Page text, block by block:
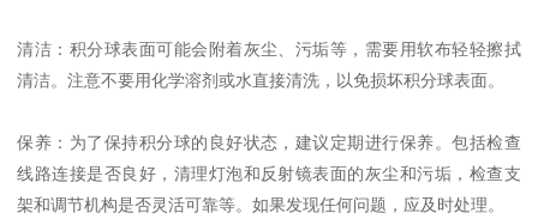
清洁：积分球表面可能会附着灰尘、污垢等，需要用软布轻轻擦拭
清洁。注意不要用化学溶剂或水直接清洗，以免损坏积分球表面。
保养：为了保持积分球的良好状态，建议定期进行保养。包括检查
线路连接是否良好，清理灯泡和反射镜表面的灰尘和污垢，检查支
架和调节机构是否灵活可靠等。如果发现任何问题，应及时处理。